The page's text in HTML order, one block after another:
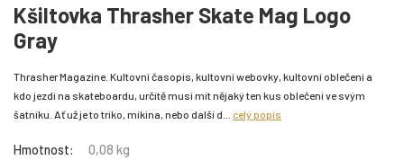
Kšiltovka Thrasher Skate Mag Logo
Gray
Thrasher Magazine. Kultovní časopis, kultovní webovky, kultovní oblečení a
kdo jezdí na skateboardu, určitě musí mít nějaký ten kus oblečení ve svým
šatníku. Ať už je to triko, mikina, nebo další d... celý popis
Hmotnost:
0,08 kg